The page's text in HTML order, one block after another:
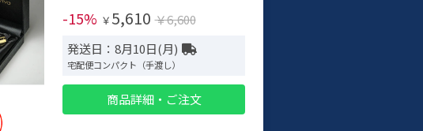
-15% ￥ 5,610 ￥6,600
発送日：8月10日(月)
宅配便コンパクト（手渡し）
商品詳細・ご注文